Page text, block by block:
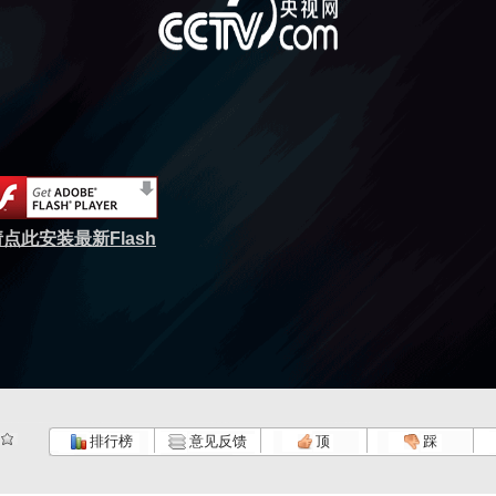
点此安装最新Flash
排行榜 意见反馈 顶 踩